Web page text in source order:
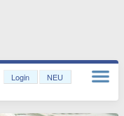
Login NEU